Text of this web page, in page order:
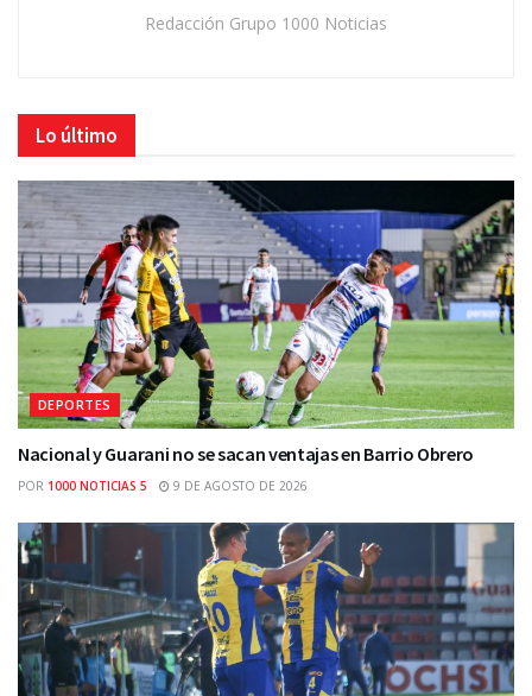
Redacción Grupo 1000 Noticias
Lo último
DEPORTES
Nacional y Guarani no se sacan ventajas en Barrio Obrero
POR 1000 NOTICIAS 5 9 DE AGOSTO DE 2026